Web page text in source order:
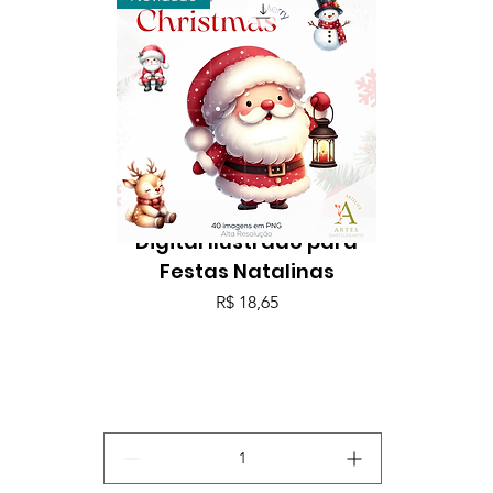
Merry Christmas - Kit
Digital Ilustrado para
Festas Natalinas
Preço
R$ 18,65